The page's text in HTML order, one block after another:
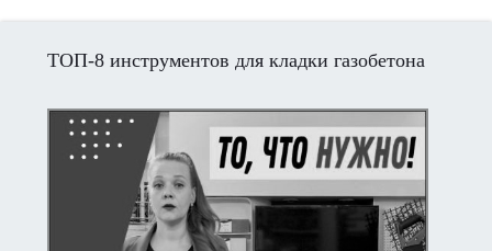
ТОП-8 инструментов для кладки газобетона